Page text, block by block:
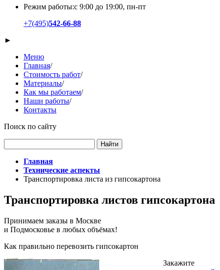
Режим работы:с 9:00 до 19:00, пн-пт
+7(495)542-66-88
►
Меню
Главная/
Стоимость работ/
Материалы/
Как мы работаем/
Наши работы/
Контакты
Поиск по сайту
Главная
Технические аспекты
Транспортировка листа из гипсокартона
Транспортировка листов гипсокартона
Принимаем заказы в Москве
и Подмосковье в любых объёмах!
Как правильно перевозить гипсокартон
Закажите